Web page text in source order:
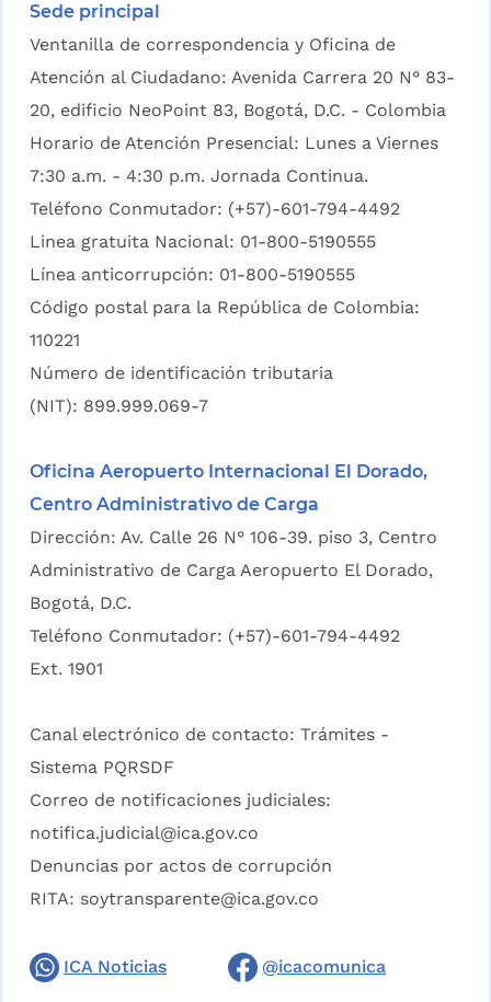
Sede principal
Ventanilla de correspondencia y Oficina de
Atención al Ciudadano: Avenida Carrera 20 N° 83-
20, edificio NeoPoint 83, Bogotá, D.C. - Colombia
Horario de Atención Presencial: Lunes a Viernes
7:30 a.m. - 4:30 p.m. Jornada Continua.
Teléfono Conmutador: (+57)-601-794-4492
Linea gratuita Nacional: 01-800-5190555
Línea anticorrupción: 01-800-5190555
Código postal para la República de Colombia:
110221
Número de identificación tributaria
(NIT): 899.999.069-7
Oficina Aeropuerto Internacional El Dorado,
Centro Administrativo de Carga
Dirección: Av. Calle 26 N° 106-39. piso 3, Centro
Administrativo de Carga Aeropuerto El Dorado,
Bogotá, D.C.
Teléfono Conmutador: (+57)-601-794-4492
Ext. 1901
Canal electrónico de contacto: Trámites -
Sistema PQRSDF
Correo de notificaciones judiciales:
notifica.judicial@ica.gov.co
Denuncias por actos de corrupción
RITA: soytransparente@ica.gov.co
ICA Noticias @icacomunica